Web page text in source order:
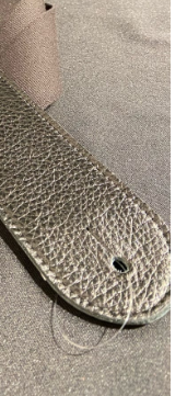
パーカッション
電子ピアノ
その他楽器
エフェクター
DTM